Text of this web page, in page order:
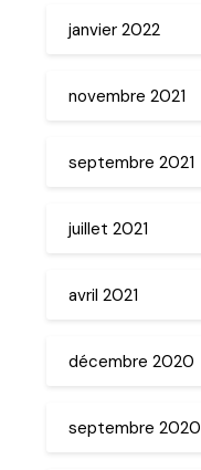
janvier 2022
novembre 2021
septembre 2021
juillet 2021
avril 2021
décembre 2020
septembre 2020